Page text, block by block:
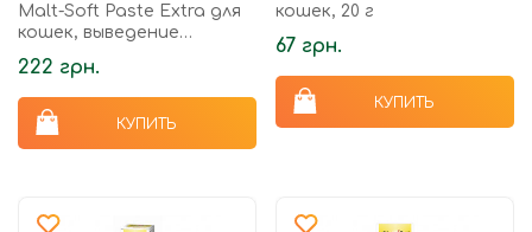
Malt-Soft Paste Extra для
кошек, выведение
шерсти из желудка, 20 г
222 грн.
КУПИТЬ
кошек, 20 г
67 грн.
КУПИТЬ